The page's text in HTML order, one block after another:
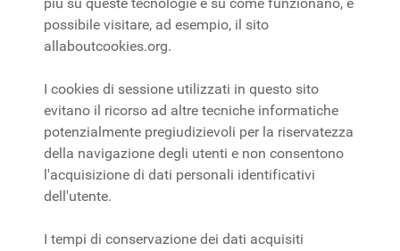
più su queste tecnologie e su come funzionano, è
possibile visitare, ad esempio, il sito
allaboutcookies.org.
I cookies di sessione utilizzati in questo sito
evitano il ricorso ad altre tecniche informatiche
potenzialmente pregiudizievoli per la riservatezza
della navigazione degli utenti e non consentono
l'acquisizione di dati personali identificativi
dell'utente.
I tempi di conservazione dei dati acquisiti